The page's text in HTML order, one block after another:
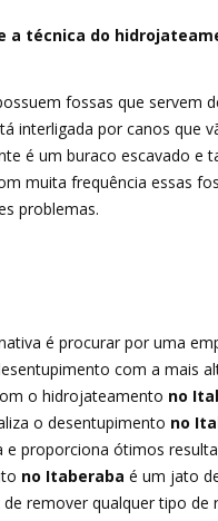
a técnica do
fossas que servem
interligada por canos que
é um buraco escavado e
muita frequência essas
problemas.
é procurar por uma
com a mais
o hidrojateamento no
o desentupimento no
e proporciona ótimos
no Itaberaba é um jato
remover qualquer tipo de